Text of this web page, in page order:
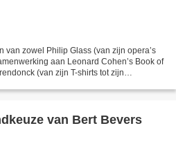
van zowel Philip Glass (van zijn opera’s
aan Leonard Cohen’s Book of
(van zijn T-shirts tot zijn
van Bert Bevers